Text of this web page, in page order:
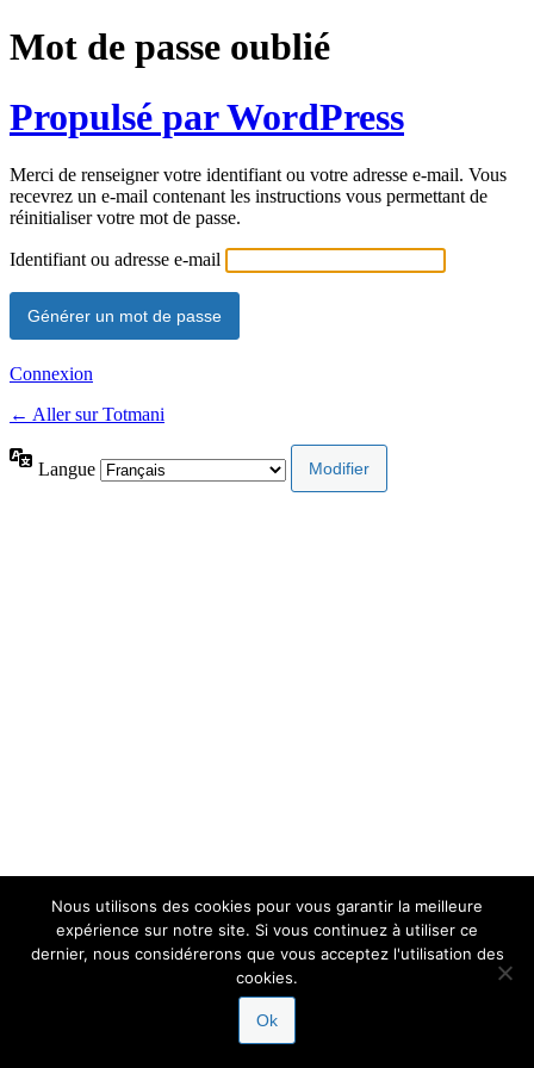
Mot de passe oublié
Propulsé par WordPress
Merci de renseigner votre identifiant ou votre adresse e-mail. Vous
recevrez un e-mail contenant les instructions vous permettant de
réinitialiser votre mot de passe.
Identifiant ou adresse e-mail
Connexion
← Aller sur Totmani
Langue
Nous utilisons des cookies pour vous garantir la meilleure
expérience sur notre site. Si vous continuez à utiliser ce
dernier, nous considérerons que vous acceptez l'utilisation des
cookies.
Ok